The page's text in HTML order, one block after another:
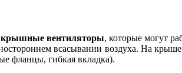
крышные вентиляторы, которые могут
всасывании воздуха. На
фланцы, гибкая вкладка).